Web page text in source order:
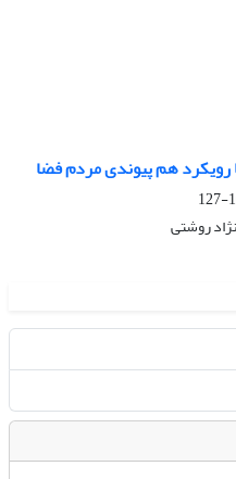
هم پیوندی مردم فضا
روشتی